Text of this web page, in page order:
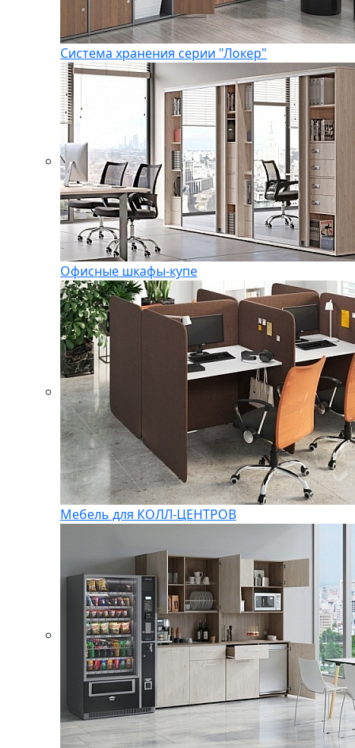
Система хранения серии "Локер"
Офисные шкафы-купе
Мебель для КОЛЛ-ЦЕНТРОВ